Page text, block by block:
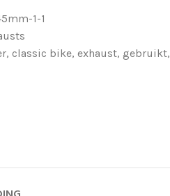
1-1
, classic bike, exhaust, gebruikt,